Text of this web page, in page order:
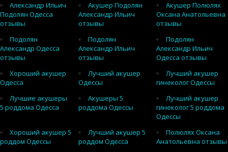
Александр Ильич
Подолян Одесса
отзывы
Акушер Подолян
Александр Ильич
отзывы
Акушер Полюлях
Оксана Анатольевна
отзывы
Подолян
Александр Одесса
отзывы
Подолян
Александр Ильич
отзывы
Подолян
Александр Ильич
Одесса отзывы
Хороший акушер
Одесса
Лучший акушер
Одессы
Лучший акушер
гинеколог Одессы
Лучшие акушеры
5 роддома Одесса
Акушеры 5
роддома Одессы
Лучший акушер
гинеколог 5 роддома
Одессы
Хороший акушер 5
роддом Одессы
Лучший акушер 5
роддом Одесса
Полюлях Оксана
Анатольевна отзывы